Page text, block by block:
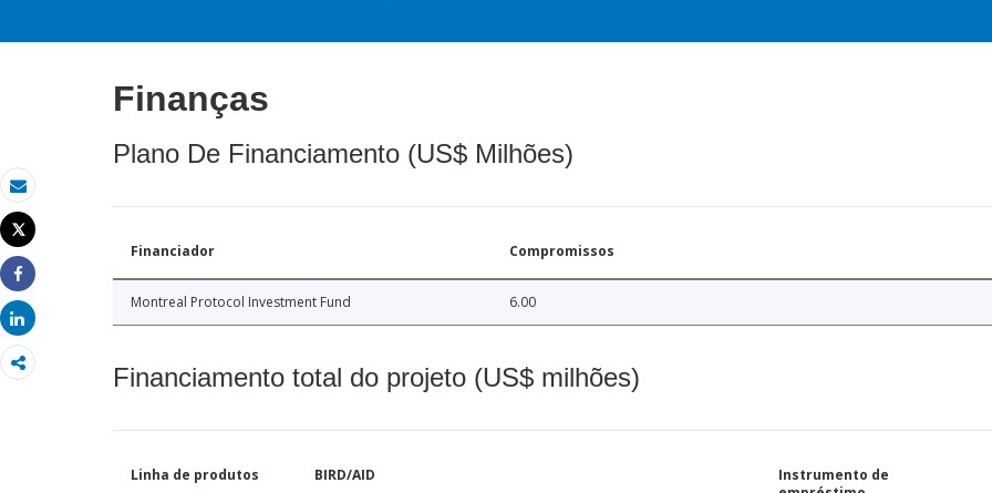
Email
Imprimir
Tweet
Share
Share
Finanças
Plano De Financiamento (US$ Milhões)
Financiador Compromissos
Montreal Protocol Investment Fund 6.00
Financiamento total do projeto (US$ milhões)
Linha de produtos BIRD/AID
Instrumento de